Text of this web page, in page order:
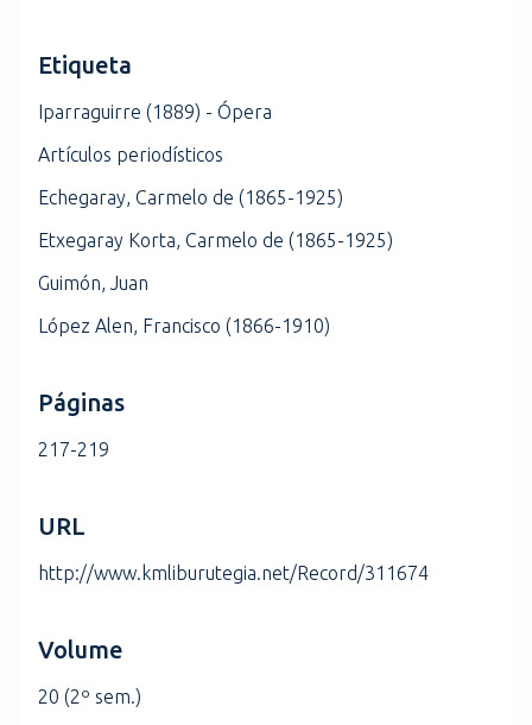
Etiqueta
Iparraguirre (1889) - Ópera
Artículos periodísticos
Echegaray, Carmelo de (1865-1925)
Etxegaray Korta, Carmelo de (1865-1925)
Guimón, Juan
López Alen, Francisco (1866-1910)
Páginas
217-219
URL
http://www.kmliburutegia.net/Record/311674
Volume
20 (2º sem.)